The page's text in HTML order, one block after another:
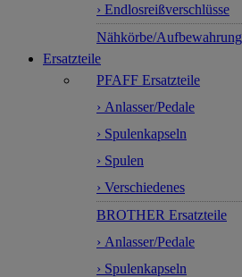
› Endlosreißverschlüsse
Nähkörbe/Aufbewahrung
Ersatzteile
PFAFF Ersatzteile
› Anlasser/Pedale
› Spulenkapseln
› Spulen
› Verschiedenes
BROTHER Ersatzteile
› Anlasser/Pedale
› Spulenkapseln